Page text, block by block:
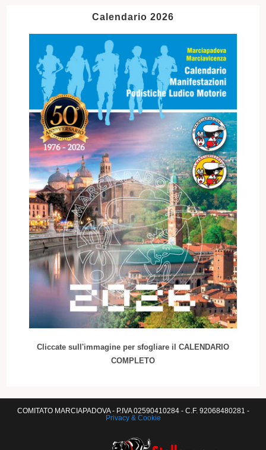
Calendario 2026
Cliccate sull'immagine per sfogliare il CALENDARIO
COMPLETO
COMITATO MARCIAPADOVA - P.IVA 02590410284 - C.F. 92068480281 -
Privacy & Cookie